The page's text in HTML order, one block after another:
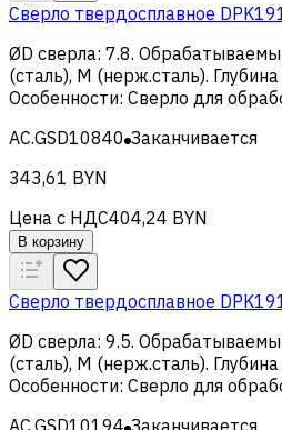
Сверло твердосплавное
ØD сверла: 7.8.
(сталь), M (нерж.сталь).
Особенности: Сверло для
AC.GSD10840 Заканчивается
343,61 BYN
Цена с НДС404,24 BYN
В корзину
Сверло твердосплавное
ØD сверла: 9.5.
(сталь), M (нерж.сталь).
Особенности: Сверло для
AC.GSD10194 Заканчивается